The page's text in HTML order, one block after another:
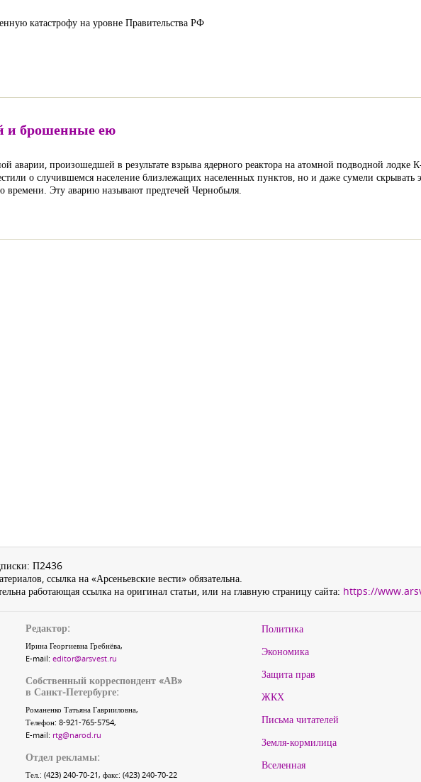
катастрофу на уровне Правительства РФ
и брошенные ею
аварии, произошедшей в результате взрыва ядерного реактора на атомной подводной
о случившемся население близлежащих населенных пунктов, но и даже сумели скрывать
времени. Эту аварию называют предтечей Чернобыля.
П2436
ссылка на «Арсеньевские вести» обязательна.
работающая ссылка на оригинал статьи, или на главную страницу сайта: https://
Редактор:
Ирина Георгиевна Гребнёва,
E-mail: editor@arsvest.ru
Собственный корреспондент «АВ»
в Санкт-Петербурге:
Романенко Татьяна Гаврииловна,
Телефон: 8-921-765-5754,
E-mail: rtg@narod.ru
Отдел рекламы:
Тел.: (423) 240-70-21, факс: (423) 240-70-22
Политика
Экономика
Защита прав
ЖКХ
Письма читателей
Земля-кормилица
Вселенная